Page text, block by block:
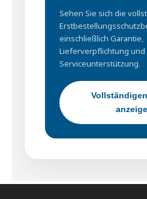
Sehen Sie sich die
einschließlich Garantie,
Lieferverpflichtung und
Serviceunterstützung.